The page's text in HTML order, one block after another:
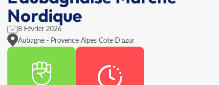
Nordique
8 Février 2026
Aubagne - Provence Alpes Cote D'azur